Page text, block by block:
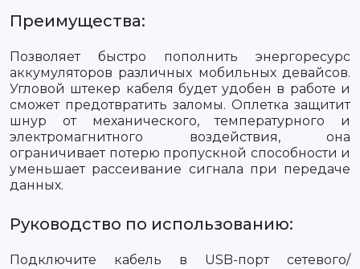
Преимущества:
Позволяет быстро пополнить энергоресурс
аккумуляторов различных мобильных девайсов.
Угловой штекер кабеля будет удобен в работе и
сможет предотвратить заломы. Оплетка защитит
шнур от механического, температурного и
электромагнитного воздействия, она
ограничивает потерю пропускной способности и
уменьшает рассеивание сигнала при передаче
данных.
Руководство по использованию:
Подключите кабель в USB-порт сетевого/